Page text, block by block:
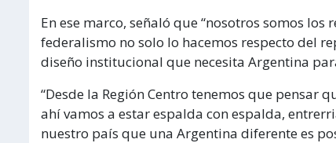
En ese marco, señaló que “nosotros somos
federalismo no solo lo hacemos respecto del
diseño institucional que necesita Argentina
“Desde la Región Centro tenemos que pensar
ahí vamos a estar espalda con espalda,
nuestro país que una Argentina diferente es